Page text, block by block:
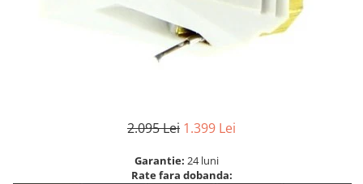
2.095 Lei 1.399 Lei
Garantie: 24 luni
Rate fara dobanda: